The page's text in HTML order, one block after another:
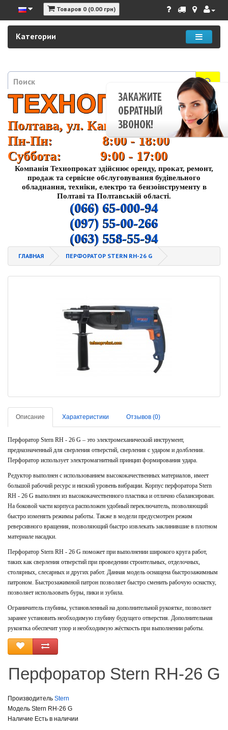
Товаров 0 (0.00 грн)
Категории
Полтава, ул. Кагамлыка 37
Пн-Пн: 8:00 - 18:00
Суббота: 9:00 - 17:00
Компанія Технопрокат здійснює оренду, прокат, ремонт,
продаж та сервісне обслуговування будівельного
обладнання, техніки, електро та бензоінструменту в
Полтаві та Полтавській області.
(066) 65-000-94
(097) 55-00-266
(063) 558-55-94
ГЛАВНАЯ ПЕРФОРАТОР STERN RH-26 G
Описание Характеристики Отзывов (0)
Перфоратор Stern RH - 26 G – это электромеханический инструмент,
предназначенный для сверления отверстий, сверления с ударом и долбления.
Перфоратор использует электромагнитный принцип формирования удара.
Редуктор выполнен с использованием высококачественных материалов, имеет
большой рабочий ресурс и низкий уровень вибрации. Корпус перфоратора Stern
RH - 26 G выполнен из высококачественного пластика и отлично сбалансирован.
На боковой части корпуса расположен удобный переключатель, позволяющий
быстро изменять режимы работы. Также в модели предусмотрен режим
реверсивного вращения, позволяющий быстро извлекать заклинившие в плотном
материале насадки.
Перфоратор Stern RH - 26 G поможет при выполнении широкого круга работ,
таких как сверления отверстий при проведении строительных, отделочных,
столярных, слесарных и других работ. Данная модель оснащена быстрозажимным
патроном. Быстрозажимной патрон позволяет быстро сменить рабочую оснастку,
позволяет использовать буры, пики и зубила.
Ограничитель глубины, установленный на дополнительной рукоятке, позволяет
заранее установить необходимую глубину будущего отверстия. Дополнительная
рукоятка обеспечит упор и необходимую жёсткость при выполнении работы.
Перфоратор Stern RH-26 G
Производитель Stern
Модель Stern RH-26 G
Наличие Есть в наличии